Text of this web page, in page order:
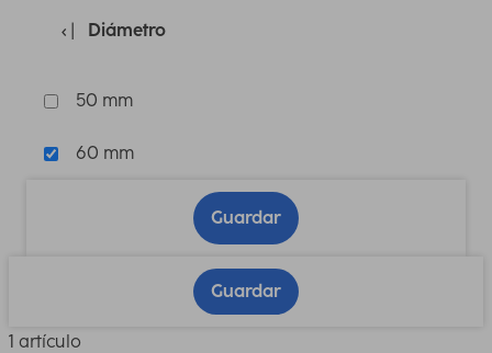
Diámetro
50 mm
60 mm
Guardar
Guardar
1 artículo